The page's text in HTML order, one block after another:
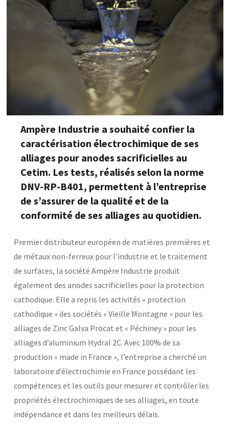
MÉCATHÈQUE, LA BASE DE CONNAISSANCES
Base documentaire
TOUTES NOS SOLUTIONS ET PRESTATIONS
Essais – contrôles – mesures
Ingénierie produits / procédés
Analyse de défaillance
Témoignages Clients
Thématiques
Briques technologiques
Chaînes de valeur
Qualifiantes / certifiantes
Parcours de spécialisation
A distance
A l'international
NOS LOGICIELS
Logiciels métiers
Logiciels de calcul
Aide au chiffrage
Bases de données
Normalisation
Technologies Prioritaires 2030
RECHERCHE
Laboratoires communs
Carnot
Fondation Cetim
Publications scientifiques
Librairie
AGRÉMENTS ET RECONNAISSANCES QSE
Certifications qualité
Cofrac Étalonnage
Cofrac Essai
Notifications CE
Agréments internationaux
Agrément ministériel
Certifications Cofrend
QUI SOMMES-NOUS ?
Le Cetim en bref
Gouvernance
Rapports - Publications
Vidéo de présentation
Historique
Information pratiques
Mentions légales
Données personnelles
Ampère Industrie a souhaité confier la
caractérisation électrochimique de ses
alliages pour anodes sacrificielles au
Cetim. Les tests, réalisés selon la norme
DNV-RP-B401, permettent à l’entreprise
de s’assurer de la qualité et de la
conformité de ses alliages au quotidien.
Premier distributeur européen de matières premières et
de métaux non-ferreux pour l’industrie et le traitement
de surfaces, la société Ampère Industrie produit
également des anodes sacrificielles pour la protection
cathodique. Elle a repris les activités « protection
cathodique » des sociétés « Vieille Montagne » pour les
alliages de Zinc Galva Procat et « Péchiney » pour les
alliages d’aluminium Hydral 2C. Avec 100% de sa
production « made in France », l’entreprise a cherché un
laboratoire d’électrochimie en France possédant les
compétences et les outils pour mesurer et contrôler les
propriétés électrochimiques de ses alliages, en toute
indépendance et dans les meilleurs délais.